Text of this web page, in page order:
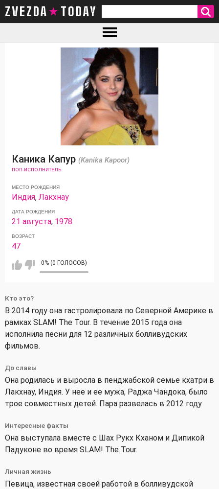
ZVEZDA TODAY
Каника Капур (Kanika Kapoor)
ПОП-ИСПОЛНИТЕЛЬ
МЕСТО РОЖДЕНИЯ
Индия,Лакхнау
ДАТА РОЖДЕНИЯ
21 августа, 1978
ВОЗРАСТ
47
0% (0 ГОЛОСОВ)
Кто это?
В 2014 году она гастролировала по Северной Америке в
рамках SLAM! The Tour. В течение 2015 года она
исполнила песни для 12 различных болливудских
фильмов.
До славы
Она родилась и выросла в пенджабской семье кхатри в
Лакхнау, Индия. У нее и ее мужа, Раджа Чандока, было
трое совместных детей. Пара развелась в 2012 году.
Интересные факты
Она выступала вместе с Шах Рукх Кханом и Дипикой
Падуконе во время SLAM! The Tour.
Личная жизнь
Певица, известная своей работой в болливудской